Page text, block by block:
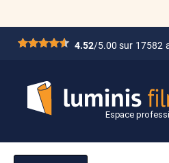
*****4.52/5.00 sur 17582